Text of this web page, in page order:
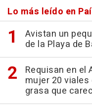
Lo más leído en
Avistan un
de la Playa de
Requisan en el
mujer 20
grasa que